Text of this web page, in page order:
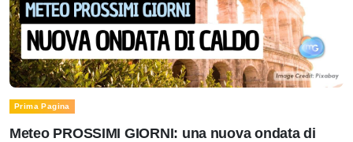
Prima Pagina
Meteo PROSSIMI GIORNI: una nuova ondata di